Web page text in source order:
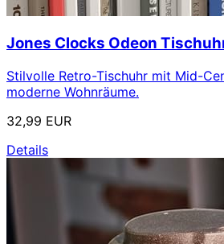
Jones Clocks Odeon
Stilvolle Retro-Tischuhr mit Mid-
moderne Wohnräume.
32,99 EUR
Details